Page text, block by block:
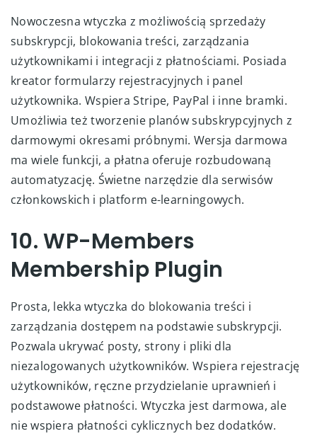
Nowoczesna wtyczka z możliwością sprzedaży
subskrypcji, blokowania treści, zarządzania
użytkownikami i integracji z płatnościami. Posiada
kreator formularzy rejestracyjnych i panel
użytkownika. Wspiera Stripe, PayPal i inne bramki.
Umożliwia też tworzenie planów subskrypcyjnych z
darmowymi okresami próbnymi. Wersja darmowa
ma wiele funkcji, a płatna oferuje rozbudowaną
automatyzację. Świetne narzędzie dla serwisów
członkowskich i platform e-learningowych.
10. WP-Members
Membership Plugin
Prosta, lekka wtyczka do blokowania treści i
zarządzania dostępem na podstawie subskrypcji.
Pozwala ukrywać posty, strony i pliki dla
niezalogowanych użytkowników. Wspiera rejestrację
użytkowników, ręczne przydzielanie uprawnień i
podstawowe płatności. Wtyczka jest darmowa, ale
nie wspiera płatności cyklicznych bez dodatków.